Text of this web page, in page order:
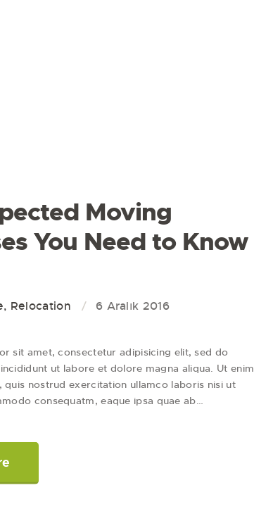
Moving
You Need to Know
, Relocation 6 Aralık 2016
sit amet, consectetur adipisicing elit, sed do
ut labore et dolore magna aliqua. Ut enim
quis nostrud exercitation ullamco laboris nisi ut
consequatm, eaque ipsa quae ab…